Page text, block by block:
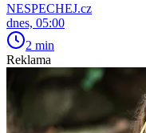
NESPECHEJ.cz
dnes, 05:00
2 min
Reklama